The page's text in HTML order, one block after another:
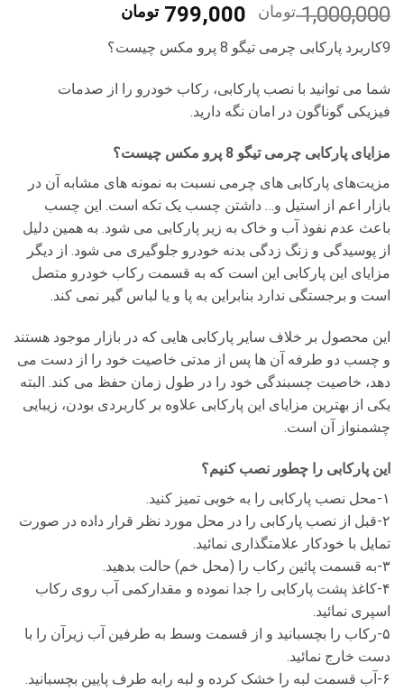
1,000,000 تومان
قیمت
اصلی
1,000,000 تومان
بود.
799,000 تومان
فعلی
است.
9کاربرد پارکابی چرمی تیگو 8 پرو مکس چیست؟
شما می توانید با نصب پارکابی، رکاب خودرو را از صدمات
فیزیکی گوناگون در امان نگه دارید.
مزایای پارکابی چرمی تیگو 8 پرو مکس چیست؟
مزیت‌های پارکابی های چرمی نسبت به نمونه های مشابه آن در
بازار اعم از استیل و… داشتن چسب یک تکه است. این چسب
باعث عدم نفوذ آب و خاک به زیر پارکابی می شود. به همین دلیل
از پوسیدگی و زنگ زدگی بدنه خودرو جلوگیری می شود. از دیگر
مزایای این پارکابی این است که به قسمت رکاب خودرو متصل
است و برجستگی ندارد بنابراین به پا و یا لباس گیر نمی کند.
این محصول بر خلاف سایر پارکابی هایی که در بازار موجود هستند
و چسب دو طرفه آن ها پس از مدتی خاصیت خود را از دست می
دهد، خاصیت چسبندگی خود را در طول زمان حفظ می کند. البته
یکی از بهترین مزایای این پارکابی علاوه بر کاربردی بودن، زیبایی
چشمنواز آن است.
این پارکابی را چطور نصب کنیم؟
۱-محل نصب پارکابی را به خوبی تمیز کنید.
۲-قبل از نصب پارکابی را در محل مورد نظر قرار داده در صورت
تمایل با خودکار علامتگذاری نمائید.
۳-به قسمت پائین رکاب را (محل خم) حالت بدهید.
۴-کاغذ پشت پارکابی را جدا نموده و مقدارکمی آب روی رکاب
اسپری نمائید.
۵-رکاب را بچسبانید و از قسمت وسط به طرفین آب زیرآن را با
دست خارج نمائید.
۶-آب قسمت لبه را خشک کرده و لبه رابه طرف پایین بچسبانید.